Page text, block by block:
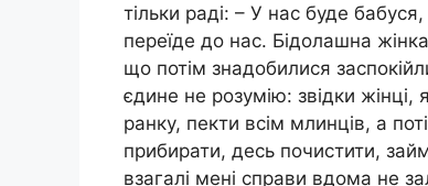
тільки раді: – У нас буде
переїде до нас. Бідолашна
що потім знадобилися
єдине не розумію: звідки жінці,
ранку, пекти всім млинців, а
прибирати, десь почистити,
взагалі мені справи вдома не